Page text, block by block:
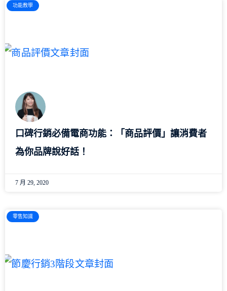
功能教學
口碑行銷必備電商功能：「商品評價」讓消費者
為你品牌說好話！
7 月 29, 2020
零售知識